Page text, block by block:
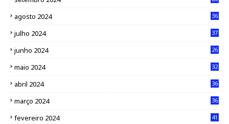
agosto 2024 36
julho 2024 37
junho 2024 26
maio 2024 32
abril 2024 36
março 2024 36
fevereiro 2024 41